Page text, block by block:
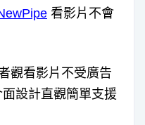
看影片不會
觀看影片不受廣告
設計直觀簡單支援